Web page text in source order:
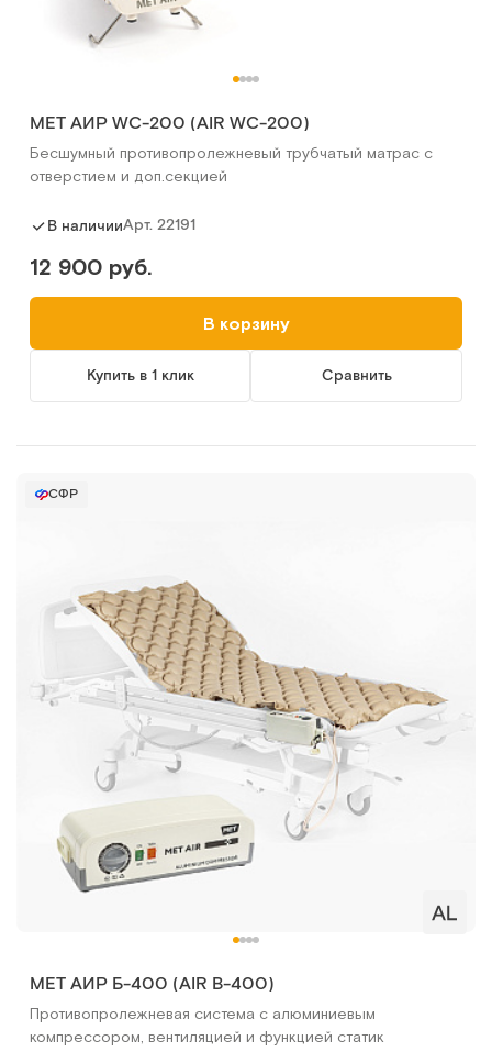
MET АИР WC-200 (AIR WC-200)
Бесшумный противопролежневый трубчатый матрас с
отверстием и доп.секцией
В наличииАрт. 22191
12 900 руб.
В корзину
Купить в 1 клик Сравнить
СФР
MET АИР Б-400 (AIR B-400)
Противопролежневая система с алюминиевым
компрессором, вентиляцией и функцией статик